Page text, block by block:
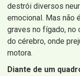
destrói diversos
emocional. Mas não
graves no fígado, no
do cérebro, onde
motora.
Diante de um